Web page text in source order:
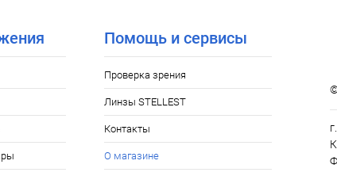
Помощь и сервисы
Проверка зрения
Линзы STELLEST
Контакты
О магазине